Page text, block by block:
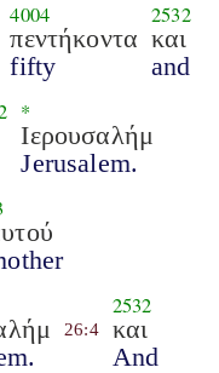
4004
πεντήκοντα
fifty
2532
και
and
*
Ιερουσαλήμ
Jerusalem.
26:4
2532
και
And